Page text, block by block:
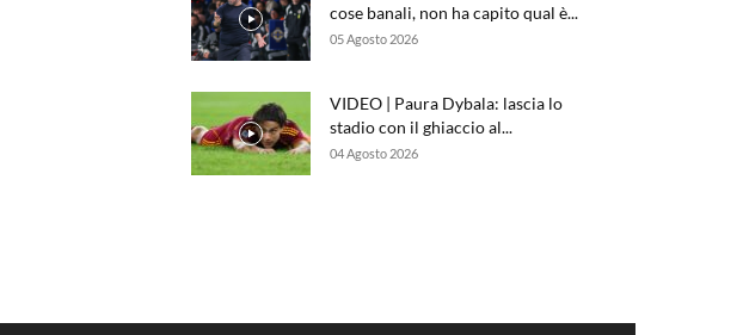
cose banali, non ha capito qual è...
05 Agosto 2026
VIDEO | Paura Dybala: lascia lo
stadio con il ghiaccio al...
04 Agosto 2026